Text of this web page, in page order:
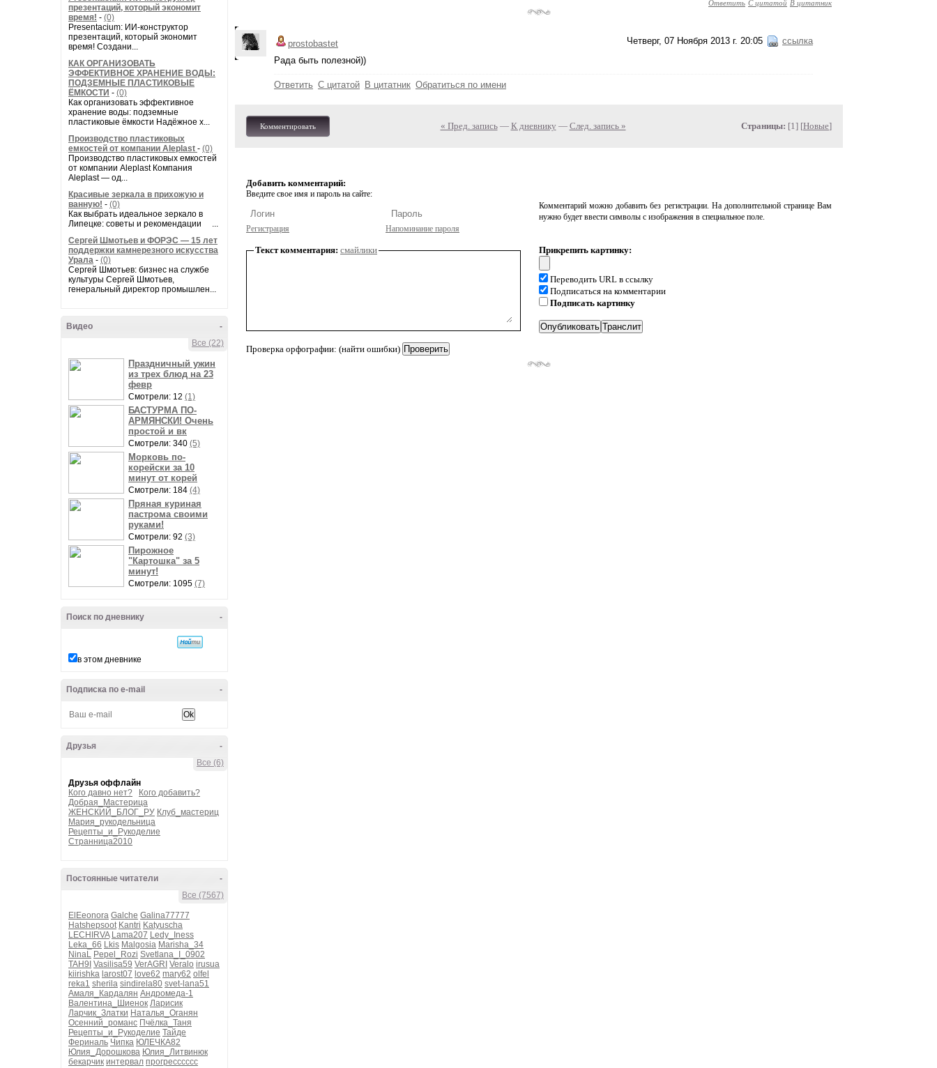
презентаций, который экономит
время! - (0)
Presentacium: ИИ‑конструктор
презентаций, который экономит
время! Создани...
КАК ОРГАНИЗОВАТЬ
ЭФФЕКТИВНОЕ ХРАНЕНИЕ ВОДЫ:
ПОДЗЕМНЫЕ ПЛАСТИКОВЫЕ
ЁМКОСТИ - (0)
Как организовать эффективное
хранение воды: подземные
пластиковые ёмкости Надёжное х...
Производство пластиковых
емкостей от компании Aleplast - (0)
Производство пластиковых емкостей
от компании Aleplast Компания
Aleplast — од...
Красивые зеркала в прихожую и
ванную! - (0)
Как выбрать идеальное зеркало в
Липецке: советы и рекомендации ...
Сергей Шмотьев и ФОРЭС — 15 лет
поддержки камнерезного искусства
Урала - (0)
Сергей Шмотьев: бизнес на службе
культуры Сергей Шмотьев,
генеральный директор промышлен...
-
Видео
Все (22)
Праздничный ужин
из трех блюд на 23
февр
Смотрели: 12 (1)
БАСТУРМА ПО-
АРМЯНСКИ! Очень
простой и вк
Смотрели: 340 (5)
Морковь по-
корейски за 10
минут от корей
Смотрели: 184 (4)
Пряная куриная
пастрома своими
руками!
Смотрели: 92 (3)
Пирожное
"Картошка" за 5
минут!
Смотрели: 1095 (7)
-
Поиск по дневнику
в этом дневнике
-
Подписка по e-mail
-
Друзья
Все (6)
Друзья оффлайн
Кого давно нет?
Кого добавить?
Добрая_Мастерица
ЖЕНСКИЙ_БЛОГ_РУ Клуб_мастериц
Мария_рукодельница
Рецепты_и_Рукоделие
Странница2010
-
Постоянные читатели
Все (7567)
ElEeonora Galche Galina77777
Hatshepsoot Kantri Katyuscha
LECHIRVA Lama207 Ledy_Iness
Leka_66 Lkis Malgosia Marisha_34
NinaL Pepel_Rozi Svetlana_I_0902
TAH9I Vasilisa59 VerAGRI Veralo irusua
kiirishka larost07 love62 mary62 olfel
reka1 sherila sindirela80 svet-lana51
Амаля_Кардалян Андромеда-1
Валентина_Шиенок Ларисик
Ларчик_Златки Наталья_Оганян
Осенний_романс Пчёлка_Таня
Рецепты_и_Рукоделие Тайде
Фериналь Чипка ЮЛЕЧКА82
Юлия_Дорошкова Юлия_Литвинюк
бекарчик интервал прогресссссс
Ответить С цитатой В цитатник
Четверг, 07 Ноября 2013 г. 20:05 ссылка
prostobastet
Рада быть полезной))
Ответить С цитатой В цитатник Обратиться по имени
Комментировать « Пред. запись— К дневнику — След. запись » Страницы: [1] [Новые]
Добавить комментарий:
Введите свое имя и пароль на сайте:
Регистрация Напоминание пароля
Комментарий можно добавить без регистрации. На дополнительной странице Вам
нужно будет ввести символы с изображения в специальное поле.
Текст комментария: смайлики
Проверка орфографии: (найти ошибки)
Прикрепить картинку:
Переводить URL в ссылку
Подписаться на комментарии
Подписать картинку